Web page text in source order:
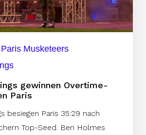
Paris Musketeers
gewinnen Overtime-
Paris
besiegen Paris 35:29 nach
Top-Seed. Ben Holmes